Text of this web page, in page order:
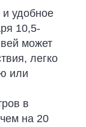
удобное
10,5-
может
легко
или
в
на 20